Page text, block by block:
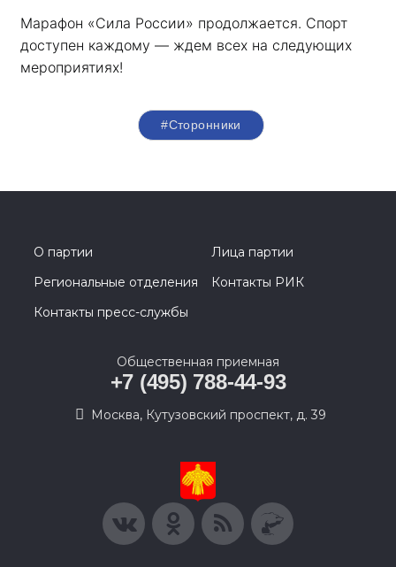
Марафон «Сила России» продолжается. Спорт
доступен каждому — ждем всех на следующих
мероприятиях!
#Сторонники
О партии
Лица партии
Региональные отделения
Контакты РИК
Контакты пресс-службы
Общественная приемная
+7 (495) 788-44-93
Москва, Кутузовский проспект, д. 39